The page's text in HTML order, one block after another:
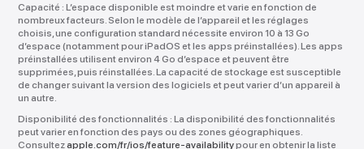
Capacité : L’espace disponible est moindre et varie en fonction de
nombreux facteurs. Selon le modèle de l’appareil et les réglages
choisis, une configuration standard nécessite environ 10 à 13 Go
d’espace (notamment pour iPadOS et les apps préinstallées). Les apps
préinstallées utilisent environ 4 Go d’espace et peuvent être
supprimées, puis réinstallées. La capacité de stockage est susceptible
de changer suivant la version des logiciels et peut varier d’un appareil à
un autre.
Disponibilité des fonctionnalités : La disponibilité des fonctionnalités
peut varier en fonction des pays ou des zones géographiques.
Consultezapple.com/fr/ios/feature-availabilitypour en obtenir la liste